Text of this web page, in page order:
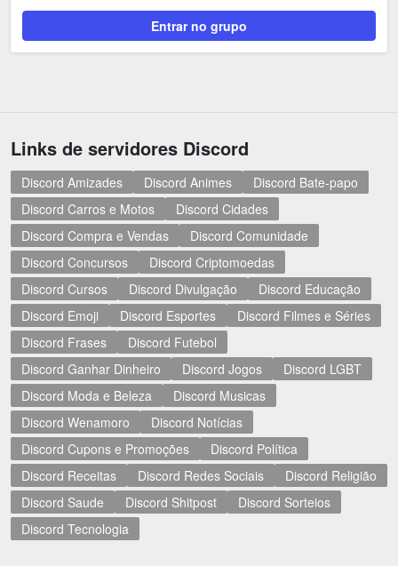
Entrar no grupo
Links de servidores Discord
Discord Amizades Discord Animes
Discord Bate-papo
Discord Carros e Motos
Discord Cidades
Discord Compra e Vendas
Discord Comunidade
Discord Concursos
Discord Criptomoedas
Discord Cursos
Discord Divulgação
Discord Educação
Discord Emoji
Discord Esportes
Discord Filmes e Séries
Discord Frases
Discord Futebol
Discord Ganhar Dinheiro
Discord Jogos
Discord LGBT
Discord Moda e Beleza
Discord Musicas
Discord Wenamoro
Discord Notícias
Discord Cupons e Promoções
Discord Política
Discord Receitas
Discord Redes Sociais
Discord Religião
Discord Saude
Discord Shitpost
Discord Sorteios
Discord Tecnologia